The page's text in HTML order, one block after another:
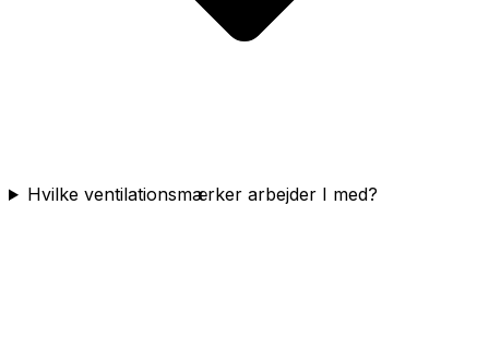
Hvilke ventilationsmærker arbejder I med?